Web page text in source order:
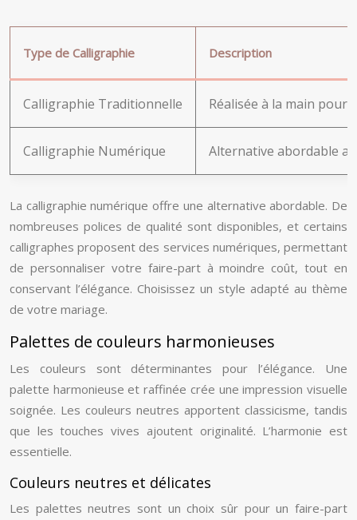
Type de Calligraphie Description
Calligraphie Traditionnelle Réalisée à la main pour
Calligraphie Numérique Alternative abordable
La calligraphie numérique offre une alternative abordable. De
nombreuses polices de qualité sont disponibles, et certains
calligraphes proposent des services numériques, permettant
de personnaliser votre faire-part à moindre coût, tout en
conservant l’élégance. Choisissez un style adapté au thème
de votre mariage.
Palettes de couleurs harmonieuses
Les couleurs sont déterminantes pour l’élégance. Une
palette harmonieuse et raffinée crée une impression visuelle
soignée. Les couleurs neutres apportent classicisme, tandis
que les touches vives ajoutent originalité. L’harmonie est
essentielle.
Couleurs neutres et délicates
Les palettes neutres sont un choix sûr pour un faire-part